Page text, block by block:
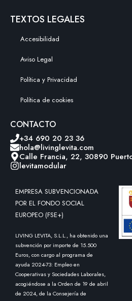
TEXTOS LEGALES
Accesibilidad
Aviso Legal
Política y Privacidad
Política de cookies
CONTACTO
+34 690 20 23 36
hola@livinglevita.com
Calle Francia, 22, 30890
levitamodular
EMPRESA SUBVENCIONADA
POR EL FONDO SOCIAL
EUROPEO (FSE+)
LIVING LEVITA, S.L.L., ha obtenido una
subvención por importe de 15.500
Euros, con cargo al programa de
ayuda 2024-73: Empleo en
Cooperativas y Sociedades Laborales,
acogiéndose a la Orden de 19 de abril
de 2024, de la Consejería de